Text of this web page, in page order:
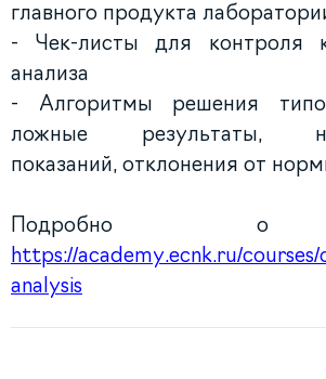
главного продукта
- Чек-листы для контроля
анализа
- Алгоритмы решения
ложные результаты,
показаний, отклонения от
Подробно о
https://academy.ecnk.ru/courses/
analysis